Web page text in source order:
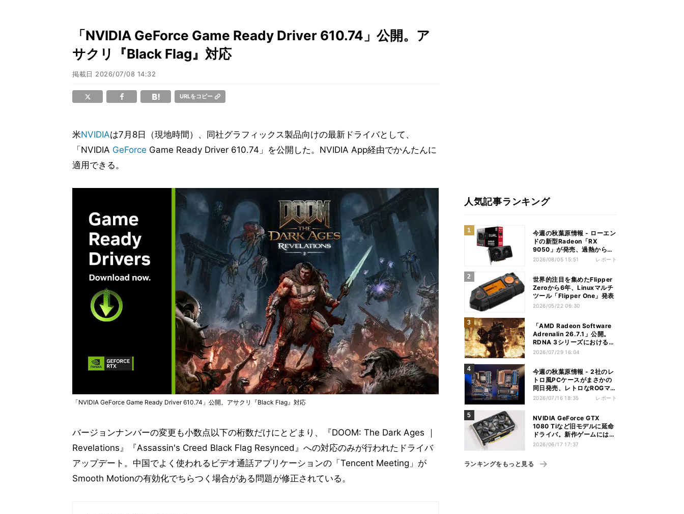
「NVIDIA GeForce Game Ready Driver 610.74」公開。ア
サクリ『Black Flag』対応
掲載日 2026/07/08 14:32
URLをコピー
米NVIDIAは7月8日（現地時間）、同社グラフィックス製品向けの最新ドライバとして、
「NVIDIA GeForce Game Ready Driver 610.74」を公開した。NVIDIA App経由でかんたんに
適用できる。
「NVIDIA GeForce Game Ready Driver 610.74」公開。アサクリ『Black Flag』対応
バージョンナンバーの変更も小数点以下の桁数だけにとどまり、『DOOM: The Dark Ages ｜
Revelations』『Assassin's Creed Black Flag Resynced』への対応のみが行われたドライバ
アップデート。中国でよく使われるビデオ通話アプリケーションの「Tencent Meeting」が
Smooth Motionの有効化でちらつく場合がある問題が修正されている。
人気記事ランキング
今週の秋葉原情報 - ローエン
ドの新型Radeon「RX
9050」が発売、過熱から守
れる電源ケーブルも
2026/08/05 15:51 レポート
世界的注目を集めたFlipper
Zeroから6年、Linuxマルチ
ツール「Flipper One」発表
2026/05/22 06:30
「AMD Radeon Software
Adrenalin 26.7.1」公開。
RDNA 3シリーズにおける不
具合多数解消
2026/07/29 16:04
今週の秋葉原情報 - 2社のレ
トロ風PCケースがまさかの
同日発売、レトロなROGマザ
ーも登場
2026/07/16 18:35 レポート
NVIDIA GeForce GTX
1080 Tiなど旧モデルに延命
ドライバ。新作ゲームには非
対応
2026/06/17 17:37
ランキングをもっと見る